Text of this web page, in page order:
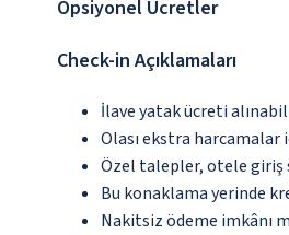
Opsiyonel Ücretler
Check-in Açıklamaları
İlave yatak ücreti
Olası ekstra
Özel talepler, otele giriş
Bu konaklama yerinde
Nakitsiz ödeme imkânı